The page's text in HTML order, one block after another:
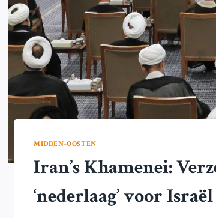
MIDDEN-OOSTEN
Iran’s Khamenei:
‘nederlaag’ voor Israël